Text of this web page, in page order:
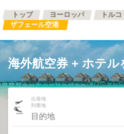
トップ ヨーロッパ トルコ
ザフェール空港
海外航空券 + ホテル
出発地
到着地